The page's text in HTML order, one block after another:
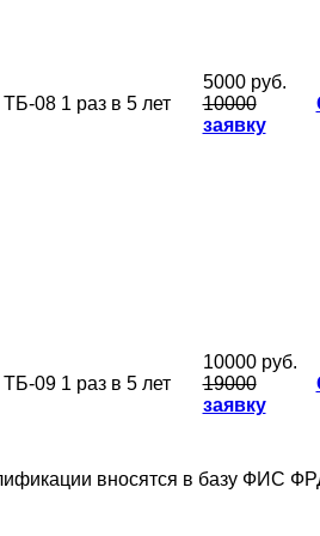
ТБ-08 1 раз в 5 лет
5000 руб.
10000
заявку
ТБ-09 1 раз в 5 лет
10000 руб.
19000
заявку
вносятся в базу ФИС